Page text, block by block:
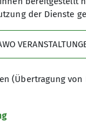
der Dienste
(Übertragung